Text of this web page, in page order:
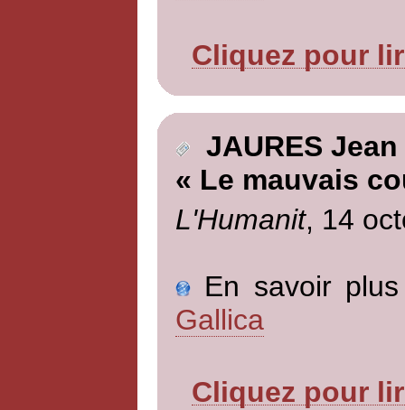
Cliquez pour
JAURES Jean
« Le mauvais
L'Humanit, 14
En savoir
Gallica
Cliquez pour